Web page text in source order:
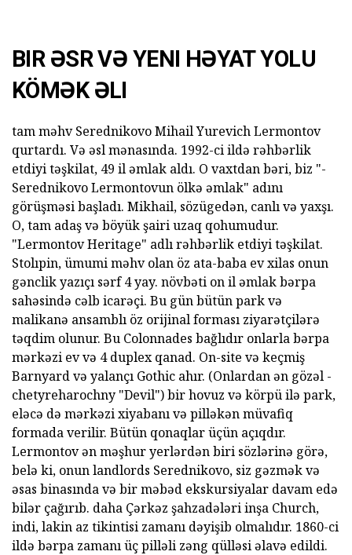
BIR ƏSR VƏ YENI HƏYAT YOLU
KÖMƏK ƏLI
tam məhv Serednikovo Mihail Yurevich Lermontov
qurtardı. Və əsl mənasında. 1992-ci ildə rəhbərlik
etdiyi təşkilat, 49 il əmlak aldı. O vaxtdan bəri, biz "-
Serednikovo Lermontovun ölkə əmlak" adını
görüşməsi başladı. Mikhail, sözügedən, canlı və yaxşı.
O, tam adaş və böyük şairi uzaq qohumudur.
"Lermontov Heritage" adlı rəhbərlik etdiyi təşkilat.
Stolıpin, ümumi məhv olan öz ata-baba ev xilas onun
gənclik yazıçı sərf 4 yay. növbəti on il əmlak bərpa
sahəsində cəlb icarəçi. Bu gün bütün park və
malikanə ansamblı öz orijinal forması ziyarətçilərə
təqdim olunur. Bu Colonnades bağlıdır onlarla bərpa
mərkəzi ev və 4 duplex qanad. On-site və keçmiş
Barnyard və yalançı Gothic ahır. (Onlardan ən gözəl -
chetyreharochny "Devil") bir hovuz və körpü ilə park,
eləcə də mərkəzi xiyabanı və pilləkən müvafiq
formada verilir. Bütün qonaqlar üçün açıqdır.
Lermontov ən məşhur yerlərdən biri sözlərinə görə,
belə ki, onun landlords Serednikovo, siz gəzmək və
əsas binasında və bir məbəd ekskursiyalar davam edə
bilər çağırıb. daha Çərkəz şahzadələri inşa Church,
indi, lakin az tikintisi zamanı dəyişib olmalıdır. 1860-ci
ildə bərpa zamanı üç pilləli zəng qülləsi əlavə edildi.